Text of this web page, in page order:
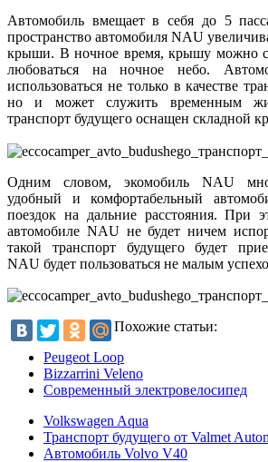
Автомобиль вмещает в себя до 5
пространство автомобиля NAU
крыши. В ночное время, крышу можно
любоваться на ночное небо.
использоваться не только в качестве
но и может служить временным
транспорт будущего оснащен складной
Одним словом, экомобиль NAU
удобный и комфортабельный
поездок на дальние расстояния. При
автомобиле NAU не будет ничем
такой транспорт будущего будет
NAU будет пользоваться не малым
Похожие статьи:
Peugeot Loop
Bizzarrini Veleno
Современный электровелосипед
Volkswagen Aqua
Транспорт будущего от Valmet
Автомобиль Volvo V40